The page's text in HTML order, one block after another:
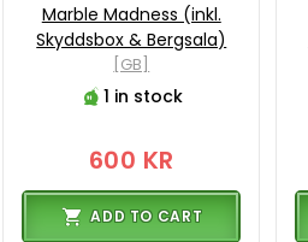
Marble Madness (inkl.
Skyddsbox & Bergsala)
[GB]
1 in stock
600 KR
ADD TO CART